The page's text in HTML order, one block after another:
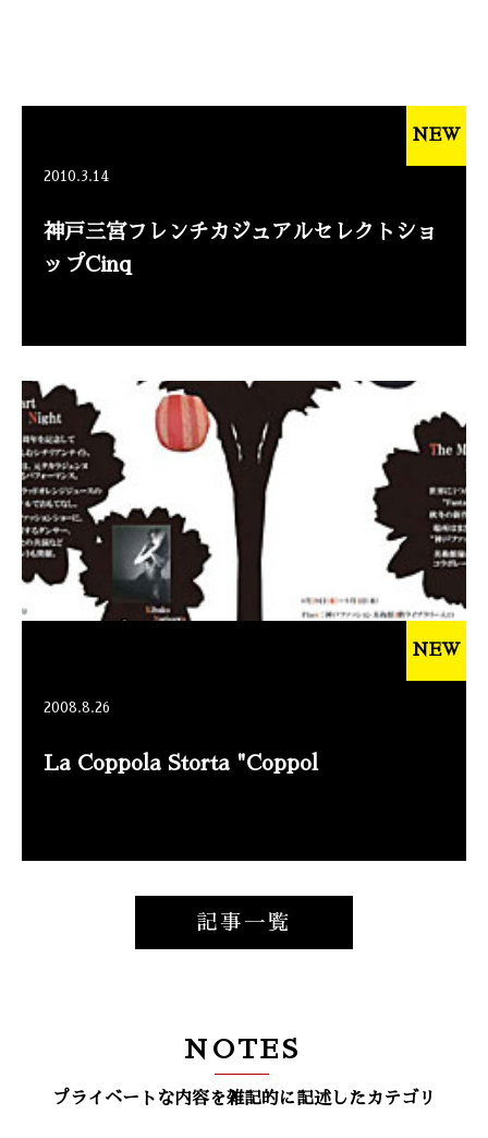
2010.3.14
神戸三宮フレンチカジュアルセレクトショ
ップCinq
NEW
2008.8.26
La Coppola Storta "Coppol
NEW
記事一覧
NOTES
プライベートな内容を雑記的に記述したカテゴリ